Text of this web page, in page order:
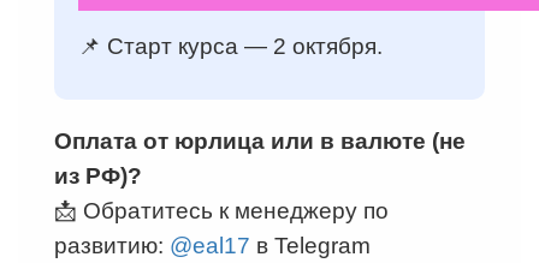
📌 Старт курса — 2 октября.
Оплата от юрлица или в валюте (не
из РФ)?
📩 Обратитесь к менеджеру по
развитию: @eal17 в Telegram